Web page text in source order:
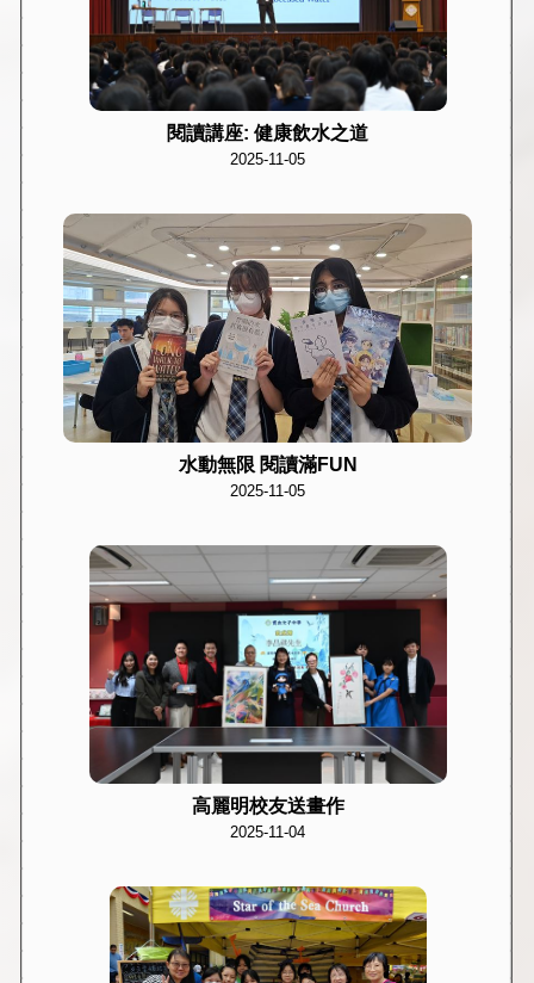
閱讀講座: 健康飲水之道
2025-11-05
水動無限 閱讀滿FUN
2025-11-05
高麗明校友送畫作
2025-11-04